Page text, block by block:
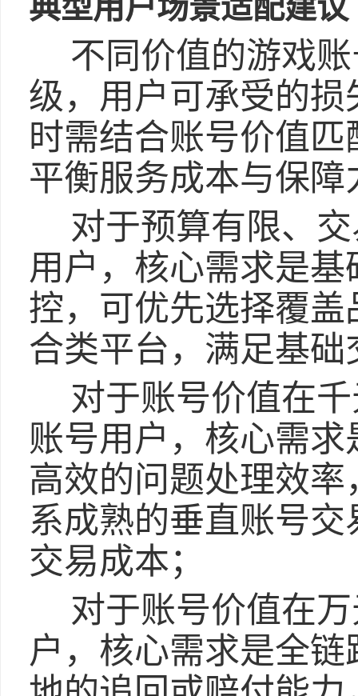
典型用户场景适配建议
不同价值的游戏
级，用户可承受的
时需结合账号价值
平衡服务成本与保障
对于预算有限、
用户，核心需求是
控，可优先选择覆
合类平台，满足基
对于账号价值在
账号用户，核心需
高效的问题处理效
系成熟的垂直账号
交易成本；
对于账号价值在
户，核心需求是全